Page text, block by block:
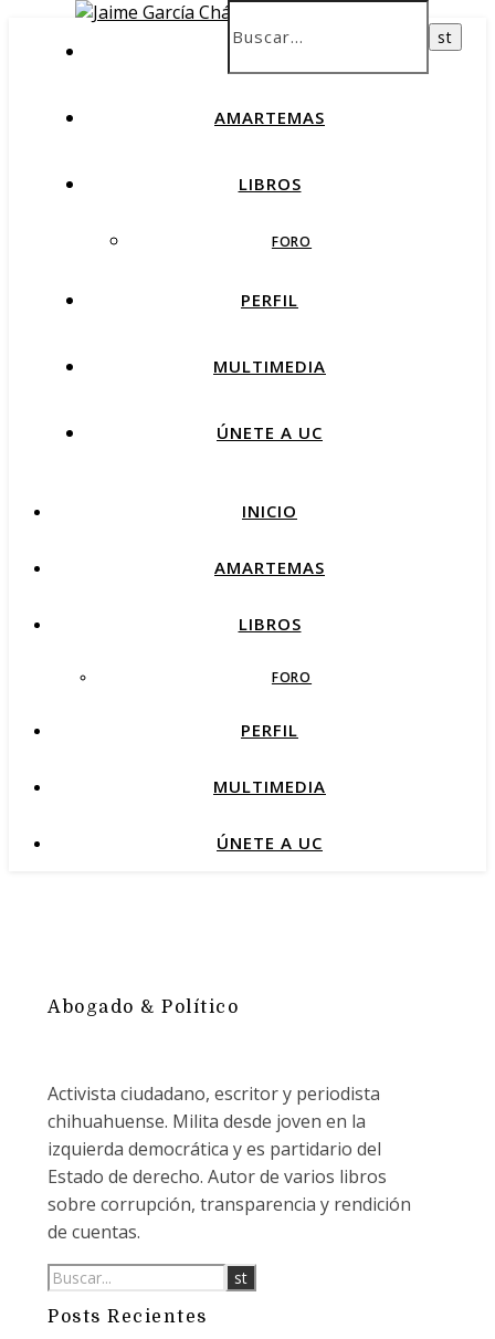
AMARTEMAS
LIBROS
FORO
PERFIL
MULTIMEDIA
ÚNETE A UC
INICIO
AMARTEMAS
LIBROS
FORO
PERFIL
MULTIMEDIA
ÚNETE A UC
Abogado & Político
Activista ciudadano, escritor y periodista
chihuahuense. Milita desde joven en la
izquierda democrática y es partidario del
Estado de derecho. Autor de varios libros
sobre corrupción, transparencia y rendición
de cuentas.
Posts Recientes